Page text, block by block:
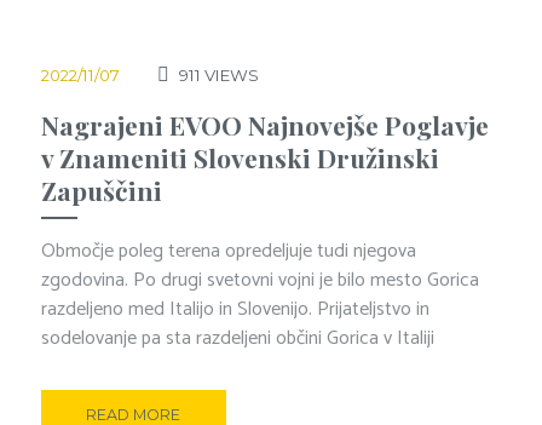
2022/11/07 911 VIEWS
Nagrajeni EVOO Najnovejše Poglavje
v Znameniti Slovenski Družinski
Zapuščini
Območje poleg terena opredeljuje tudi njegova
zgodovina. Po drugi svetovni vojni je bilo mesto Gorica
razdeljeno med Italijo in Slovenijo. Prijateljstvo in
sodelovanje pa sta razdeljeni občini Gorica v Italiji
READ MORE